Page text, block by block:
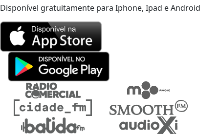
Disponível gratuitamente para Iphone, Ipad e Android